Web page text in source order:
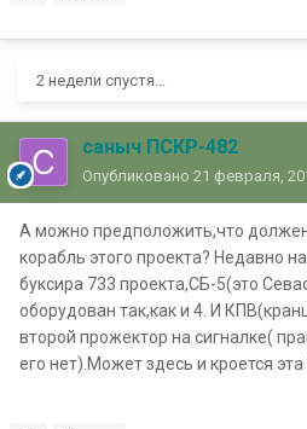
2 недели спустя...
саныч ПСКР-482
Опубликовано 21 февраля,
А можно предположить,что
корабль этого проекта? Недавно
буксира 733 проекта,СБ-5(это
оборудован так,как и 4. И
второй прожектор на сигналке(
его нет).Может здесь и кроется эта